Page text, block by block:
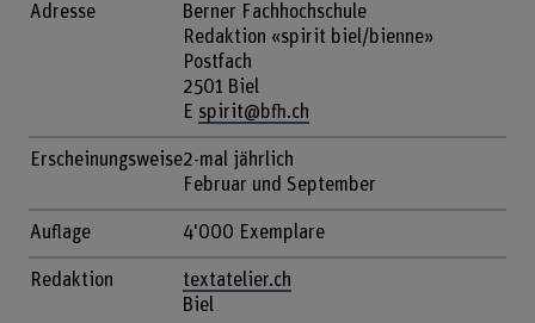
Adresse
Berner Fachhochschule
Redaktion «spirit biel/bienne»
Postfach
2501 Biel
E spirit@bfh.ch
Erscheinungsweise2-mal jährlich
Februar und September
Auflage 4'000 Exemplare
Redaktion
textatelier.ch
Biel